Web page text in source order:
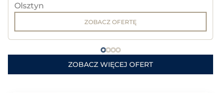
Olsztyn
ZOBACZ OFERTĘ
ZOBACZ WIĘCEJ OFERT